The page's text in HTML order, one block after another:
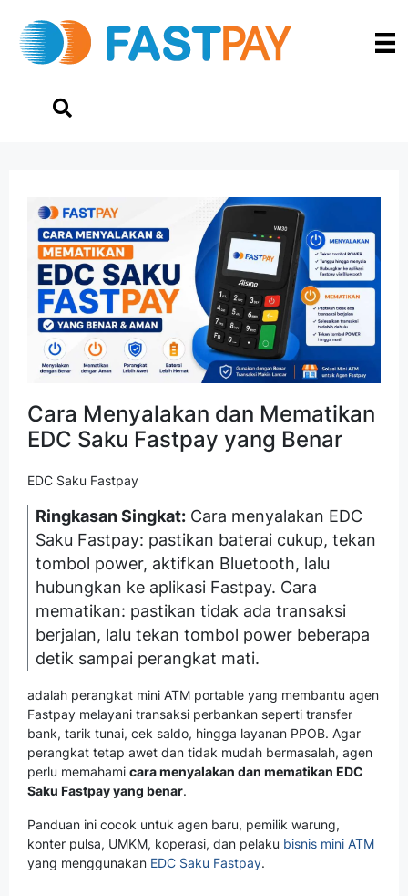
Cara Menyalakan dan Mematikan
EDC Saku Fastpay yang Benar
EDC Saku Fastpay
Ringkasan Singkat: Cara menyalakan EDC
Saku Fastpay: pastikan baterai cukup, tekan
tombol power, aktifkan Bluetooth, lalu
hubungkan ke aplikasi Fastpay. Cara
mematikan: pastikan tidak ada transaksi
berjalan, lalu tekan tombol power beberapa
detik sampai perangkat mati.
adalah perangkat mini ATM portable yang membantu agen
Fastpay melayani transaksi perbankan seperti transfer
bank, tarik tunai, cek saldo, hingga layanan PPOB. Agar
perangkat tetap awet dan tidak mudah bermasalah, agen
perlu memahami cara menyalakan dan mematikan EDC
Saku Fastpay yang benar.
Panduan ini cocok untuk agen baru, pemilik warung,
konter pulsa, UMKM, koperasi, dan pelaku bisnis mini ATM
yang menggunakan EDC Saku Fastpay.